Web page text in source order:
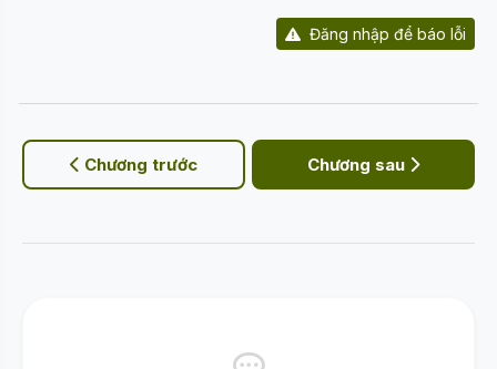
Đăng nhập để báo lỗi
Chương trước Chương sau